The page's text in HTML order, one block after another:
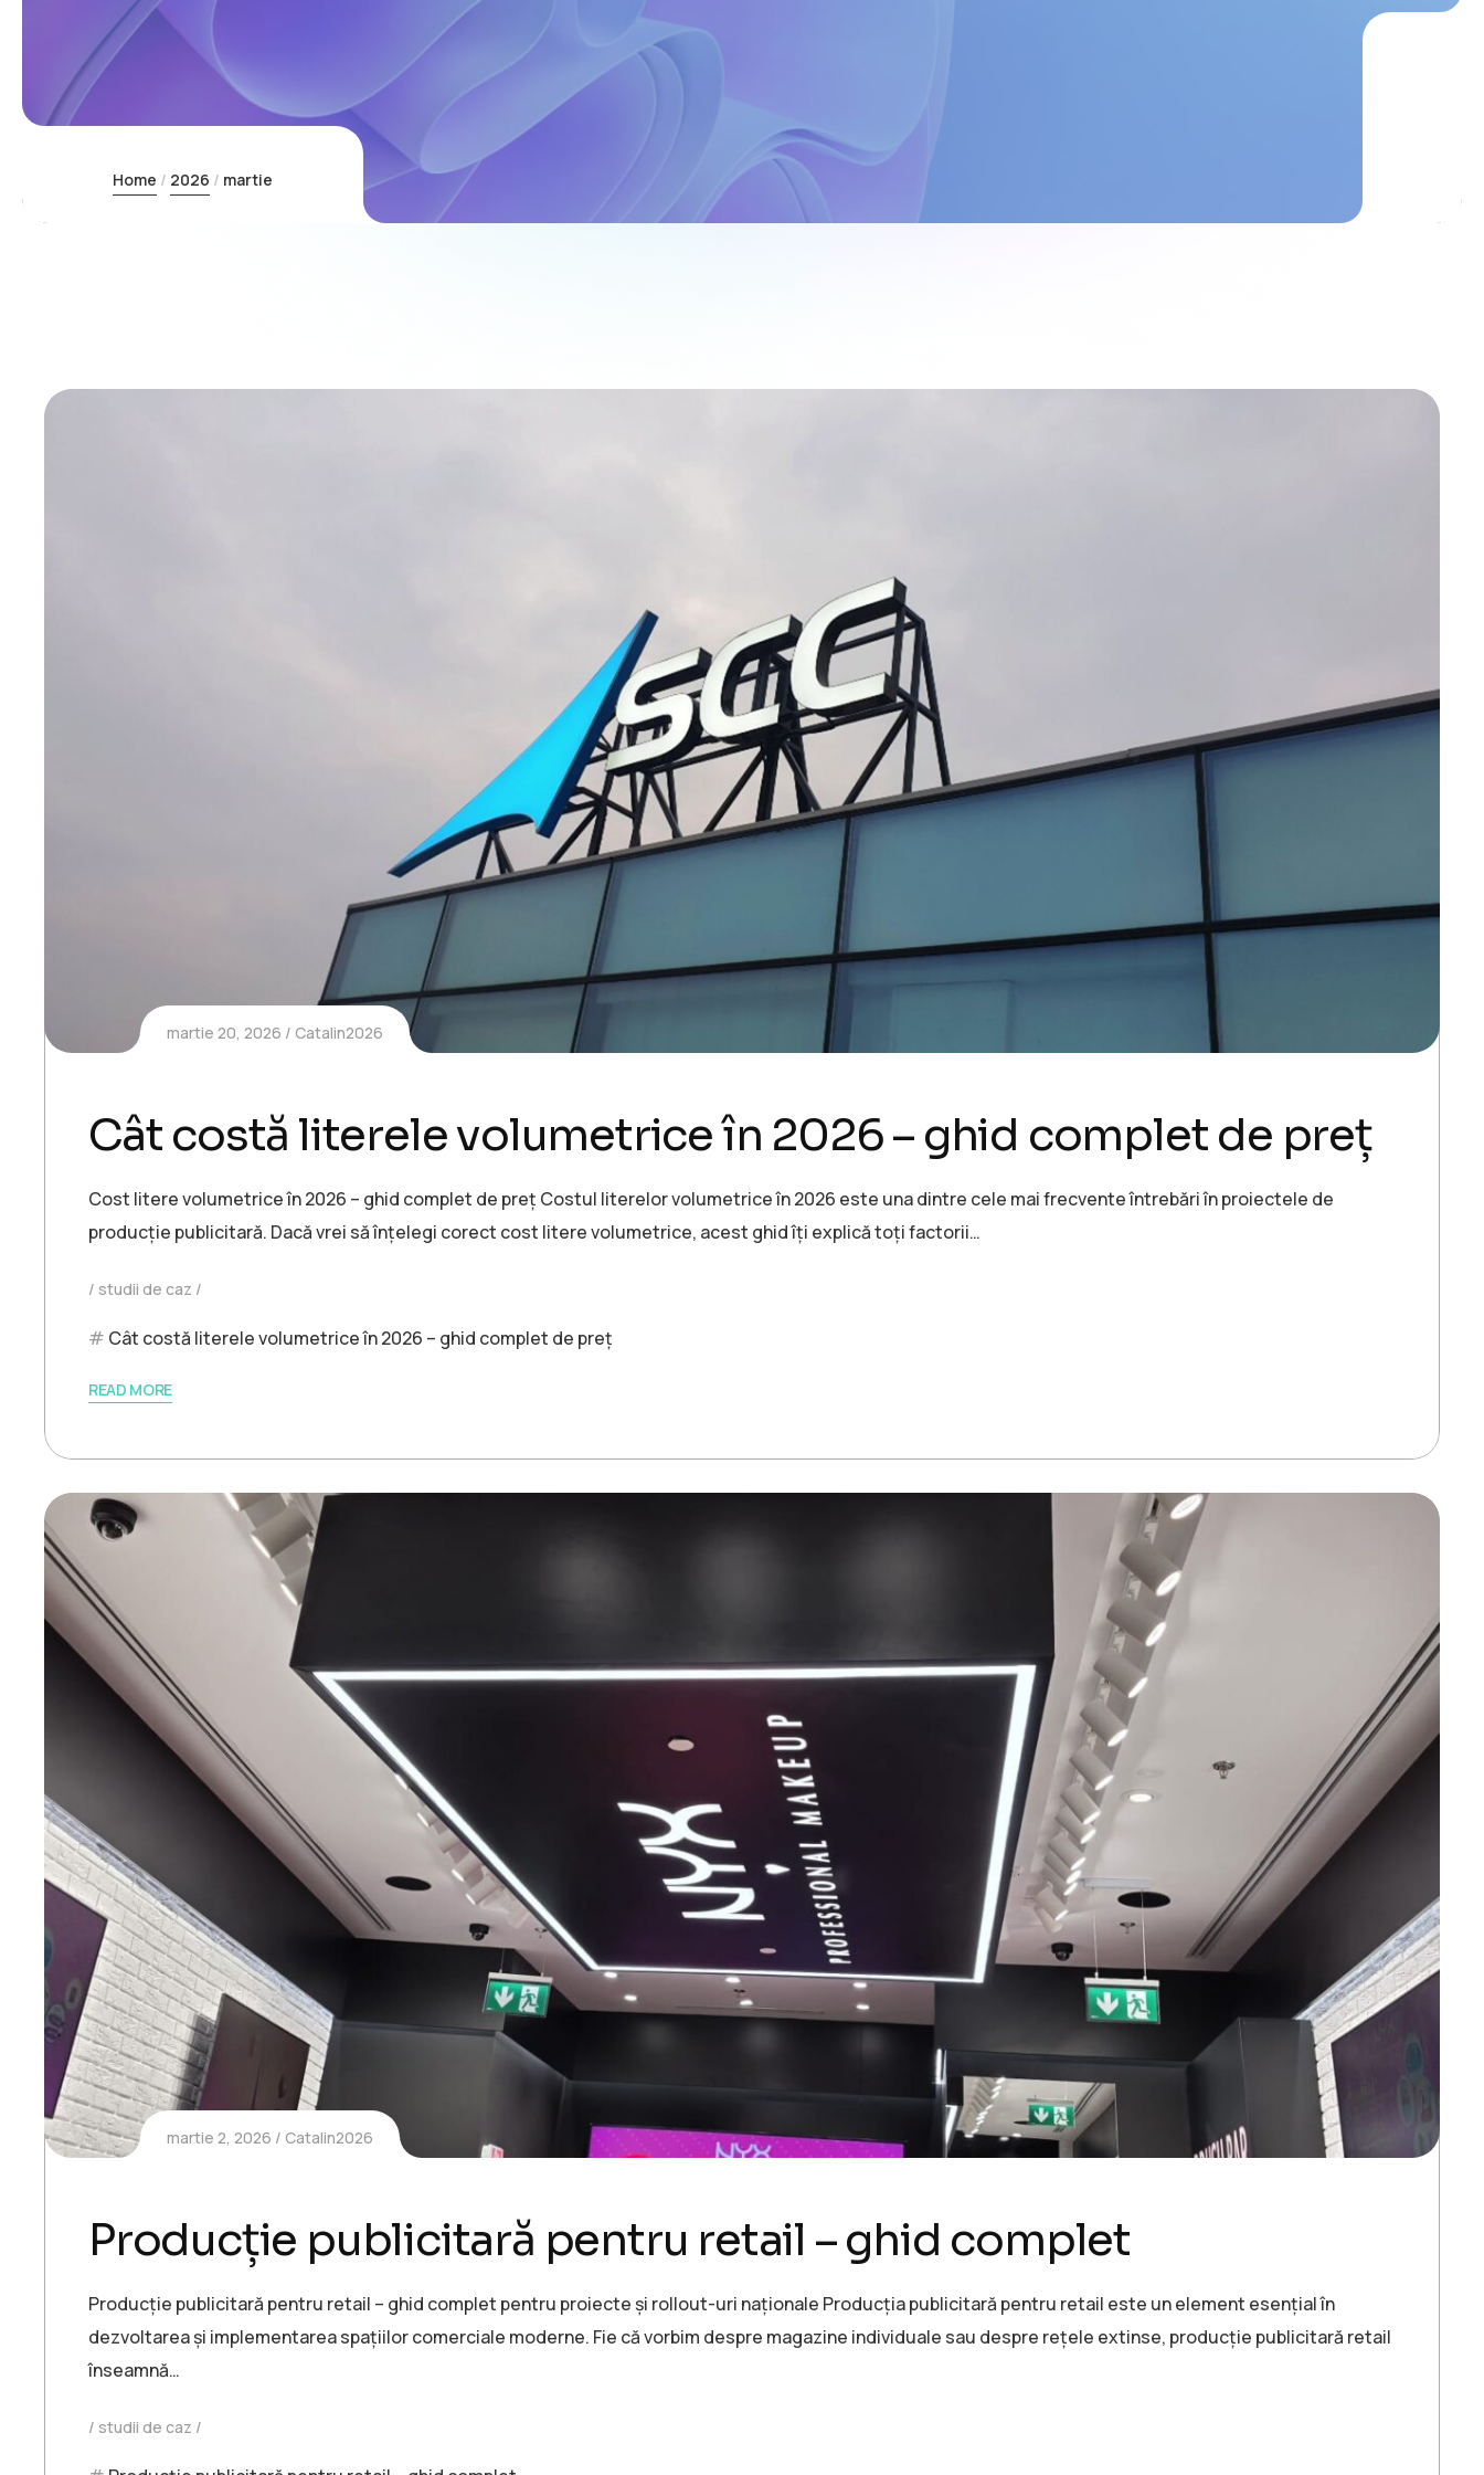
Home 2026 martie
martie 20, 2026 Catalin2026
Cât costă literele volumetrice în 2026 – ghid complet de preț
Cost litere volumetrice în 2026 – ghid complet de preț Costul literelor volumetrice în 2026 este una dintre cele mai frecvente întrebări în proiectele de
producție publicitară. Dacă vrei să înțelegi corect cost litere volumetrice, acest ghid îți explică toți factorii…
studii de caz
Cât costă literele volumetrice în 2026 – ghid complet de preț
READ MORE
martie 2, 2026 Catalin2026
Producție publicitară pentru retail – ghid complet
Producție publicitară pentru retail – ghid complet pentru proiecte și rollout-uri naționale Producția publicitară pentru retail este un element esențial în
dezvoltarea și implementarea spațiilor comerciale moderne. Fie că vorbim despre magazine individuale sau despre rețele extinse, producție publicitară retail
înseamnă…
studii de caz